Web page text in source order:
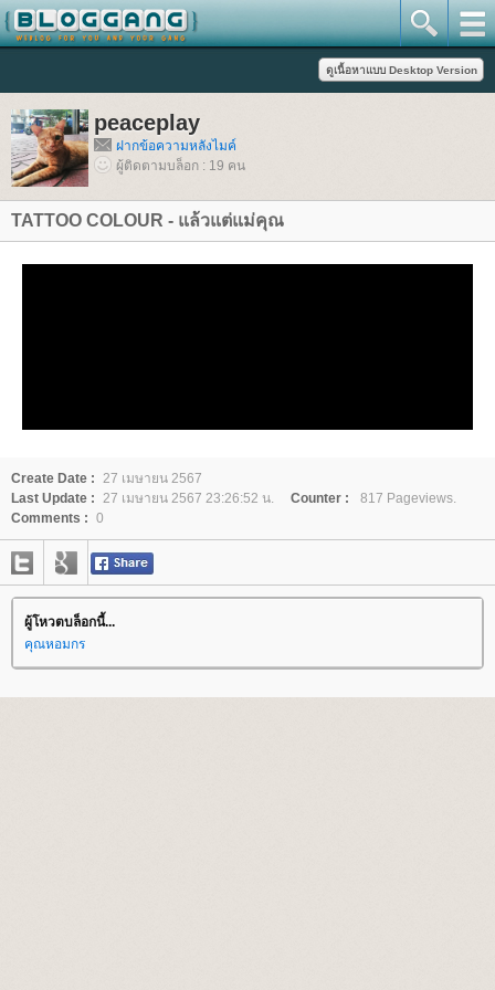
peaceplay
ฝากข้อความหลังไมค์
ผู้ติดตามบล็อก : 19 คน
TATTOO COLOUR - แล้วแต่แม่คุณ
Create Date : 27 เมษายน 2567
Last Update : 27 เมษายน 2567 23:26:52 น. Counter :
817 Pageviews.
Comments : 0
ผู้โหวตบล็อกนี้...
คุณหอมกร